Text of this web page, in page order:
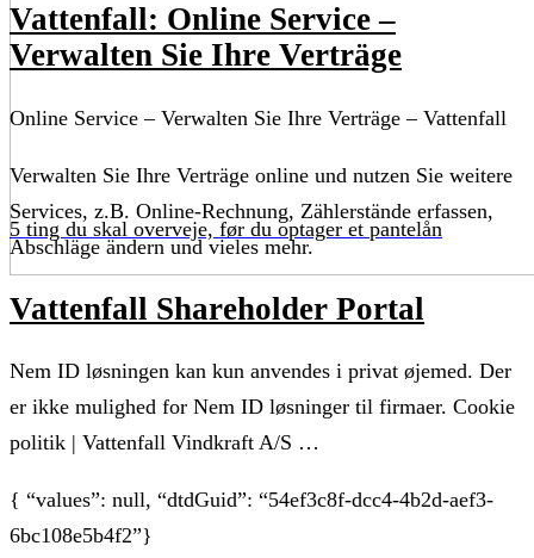
5 ting du skal overveje, før du optager et pantelån
Vattenfall: Online Service –
Verwalten Sie Ihre Verträge
Online Service – Verwalten Sie Ihre Verträge – Vattenfall
Verwalten Sie Ihre Verträge online und nutzen Sie weitere
Services, z.B. Online-Rechnung, Zählerstände erfassen,
Abschläge ändern und vieles mehr.
Vattenfall Shareholder Portal
Nem ID løsningen kan kun anvendes i privat øjemed. Der
er ikke mulighed for Nem ID løsninger til firmaer. Cookie
politik | Vattenfall Vindkraft A/S …
{ “values”: null, “dtdGuid”: “54ef3c8f-dcc4-4b2d-aef3-
6bc108e5b4f2”}